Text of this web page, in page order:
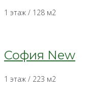
1 этаж / 128 м2
София New
1 этаж / 223 м2